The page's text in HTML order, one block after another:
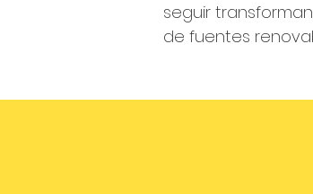
seguir
de fuentes